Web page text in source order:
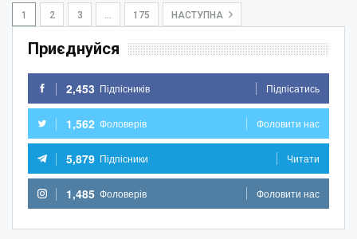
1 2 3 175 НАСТУПНА
Приєднуйся
2,453 Підпісників Підпісатись
1,562 Фоловерів Фоловити нас
5,879 Підпісники Читати
1,485 Фоловерів Фоловити нас